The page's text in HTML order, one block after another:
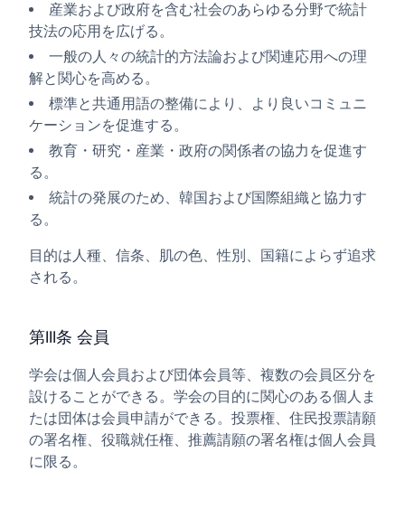
産業および政府を含む社会のあらゆる分野で統計
技法の応用を広げる。
一般の人々の統計的方法論および関連応用への理
解と関心を高める。
標準と共通用語の整備により、より良いコミュニ
ケーションを促進する。
教育・研究・産業・政府の関係者の協力を促進す
る。
統計の発展のため、韓国および国際組織と協力す
る。
目的は人種、信条、肌の色、性別、国籍によらず追求
される。
第III条 会員
学会は個人会員および団体会員等、複数の会員区分を
設けることができる。学会の目的に関心のある個人ま
たは団体は会員申請ができる。投票権、住民投票請願
の署名権、役職就任権、推薦請願の署名権は個人会員
に限る。